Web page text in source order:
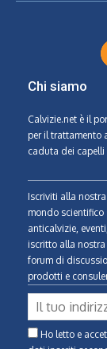
Chi siamo
Calvizie.net è il
per il trattamento
caduta dei capelli
Iscriviti alla
mondo scientifico
anticalvizie,
iscritto alla
forum di
prodotti e
Ho letto e